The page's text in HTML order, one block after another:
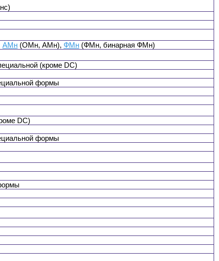
АМн (ОМн, АМн), ФМн (ФМн, бинарная ФМн)
(кроме DC)
формы
DC)
формы